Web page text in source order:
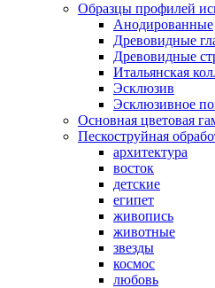
Образцы профилей
Анодированные
Древовидные
Древовидные
Итальянская
Эсклюзив
Эсклюзивное
Основная цветовая
Пескоструйная
архитектура
восток
детские
египет
живопись
животные
звезды
космос
любовь